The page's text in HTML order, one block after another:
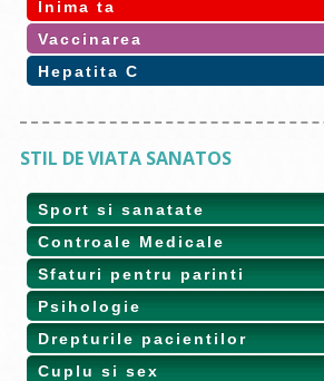
Inima ta
Vaccinarea
Hepatita C
STIL DE VIATA SANATOS
Sport si sanatate
Controale Medicale
Sfaturi pentru parinti
Psihologie
Drepturile pacientilor
Cuplu si sex